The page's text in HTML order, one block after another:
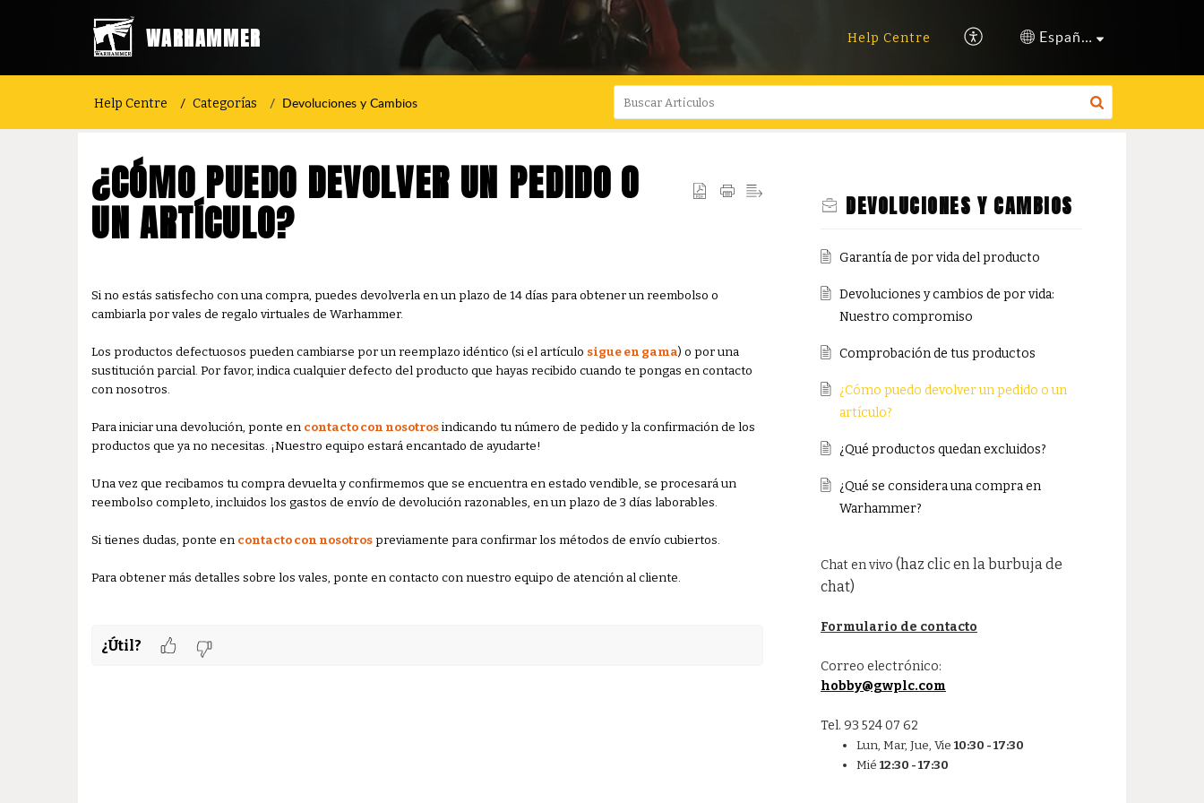
WARHAMMER Help Centre Español (España)
Help Centre Categorías Devoluciones y Cambios
¿CÓMO PUEDO DEVOLVER UN PEDIDO O
UN ARTÍCULO?
Si no estás satisfecho con una compra, puedes devolverla en un plazo de 14 días para obtener un reembolso o
cambiarla por vales de regalo virtuales de Warhammer.
Los productos defectuosos pueden cambiarse por un reemplazo idéntico (si el artículo sigue en gama) o por una
sustitución parcial. Por favor, indica cualquier defecto del producto que hayas recibido cuando te pongas en contacto
con nosotros.
Para iniciar una devolución, ponte en contacto con nosotrosindicando tu número de pedido y la confirmación de los
productos que ya no necesitas. ¡Nuestro equipo estará encantado de ayudarte!
Una vez que recibamos tu compra devuelta y confirmemos que se encuentra en estado vendible, se procesará un
reembolso completo, incluidos los gastos de envío de devolución razonables, en un plazo de 3 días laborables.
Si tienes dudas, ponte en contacto con nosotrospreviamente para confirmar los métodos de envío cubiertos.
Para obtener más detalles sobre los vales, ponte en contacto con nuestro equipo de atención al cliente.
¿Útil?
DEVOLUCIONES Y CAMBIOS
Garantía de por vida del producto
Devoluciones y cambios de por vida:
Nuestro compromiso
Comprobación de tus productos
¿Cómo puedo devolver un pedido o un
artículo?
¿Qué productos quedan excluidos?
¿Qué se considera una compra en
Warhammer?
Chat en vivo (haz clic en la burbuja de
chat)
Formulario de contacto
Correo electrónico:
hobby@gwplc.com
Tel. 93 524 07 62
Lun, Mar, Jue, Vie 10:30 - 17:30
Mié 12:30 - 17:30